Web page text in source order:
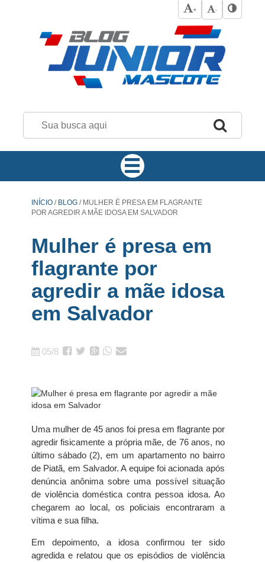
+ -
INÍCIO / BLOG /MULHER É PRESA EM FLAGRANTE
POR AGREDIR A MÃE IDOSA EM SALVADOR
Mulher é presa em
flagrante por
agredir a mãe idosa
em Salvador
05/8
Uma mulher de 45 anos foi presa em flagrante por
agredir fisicamente a própria mãe, de 76 anos, no
último sábado (2), em um apartamento no bairro
de Piatã, em Salvador. A equipe foi acionada após
denúncia anônima sobre uma possível situação
de violência doméstica contra pessoa idosa. Ao
chegarem ao local, os policiais encontraram a
vítima e sua filha.
Em depoimento, a idosa confirmou ter sido
agredida e relatou que os episódios de violência